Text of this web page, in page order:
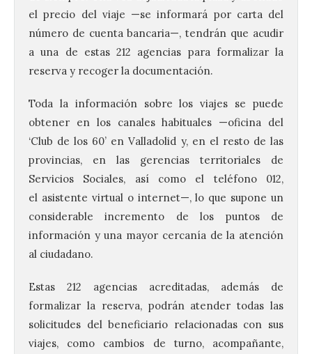
el precio del viaje —se informará por carta del
número de cuenta bancaria—, tendrán que acudir
a una de estas 212 agencias para formalizar la
reserva y recoger la documentación.
Toda la información sobre los viajes se puede
obtener en los canales habituales —oficina del
‘Club de los 60’ en Valladolid y, en el resto de las
provincias, en las gerencias territoriales de
Servicios Sociales, así como el teléfono 012,
el asistente virtual o internet—, lo que supone un
considerable incremento de los puntos de
información y una mayor cercanía de la atención
al ciudadano.
Estas 212 agencias acreditadas, además de
formalizar la reserva, podrán atender todas las
solicitudes del beneficiario relacionadas con sus
viajes, como cambios de turno, acompañante,